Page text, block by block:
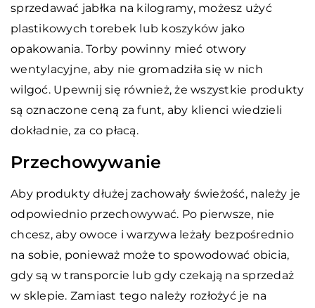
sprzedawać jabłka na kilogramy, możesz użyć
plastikowych torebek lub koszyków jako
opakowania. Torby powinny mieć otwory
wentylacyjne, aby nie gromadziła się w nich
wilgoć. Upewnij się również, że wszystkie produkty
są oznaczone ceną za funt, aby klienci wiedzieli
dokładnie, za co płacą.
Przechowywanie
Aby produkty dłużej zachowały świeżość, należy je
odpowiednio przechowywać. Po pierwsze, nie
chcesz, aby owoce i warzywa leżały bezpośrednio
na sobie, ponieważ może to spowodować obicia,
gdy są w transporcie lub gdy czekają na sprzedaż
w sklepie. Zamiast tego należy rozłożyć je na